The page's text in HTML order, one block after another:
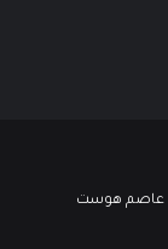
عاصم هوست